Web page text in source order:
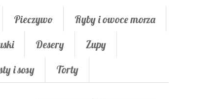
Pieczywo
Ryby i owoce morza
Desery
Zupy
i sosy Torty